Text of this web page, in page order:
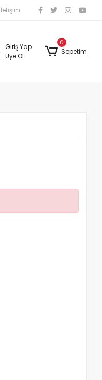
İletişim
Giriş Yap
Üye Ol
0
Sepetim